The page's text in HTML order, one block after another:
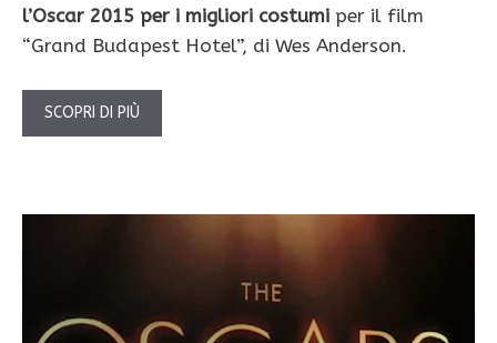
l’Oscar 2015 per i migliori costumi per il film
“Grand Budapest Hotel”, di Wes Anderson.
SCOPRI DI PIÙ